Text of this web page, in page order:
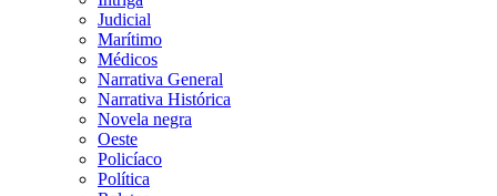
Judicial
Marítimo
Médicos
Narrativa General
Narrativa Histórica
Novela negra
Oeste
Policíaco
Política